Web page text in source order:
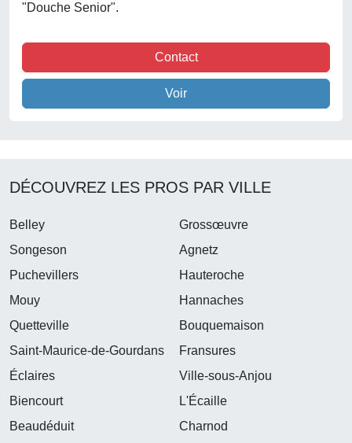
"Douche Senior".
Contact
Voir
DÉCOUVREZ LES PROS PAR VILLE
Belley
Grossœuvre
Songeson
Agnetz
Puchevillers
Hauteroche
Mouy
Hannaches
Quetteville
Bouquemaison
Saint-Maurice-de-Gourdans
Fransures
Éclaires
Ville-sous-Anjou
Biencourt
L'Écaille
Beaudéduit
Charnod